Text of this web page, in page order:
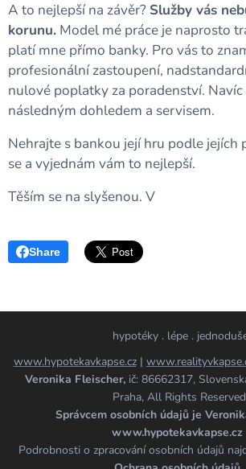
A to nejlepší na závěr? Služby vás
korunu. Model mé práce je naprosto
platí mne přímo banky. Pro vás to
profesionální zastoupení,
nulové poplatky za poradenství.
následným dohledem a servisem.
Nehrajte s bankou její hru podle jejích
se a vyjednám vám to nejlepší.
Těším se na slyšenou. V🍀
Share
hypotéky . lépe .
www.hypotekavkapse.cz |
Veronika Fleischer, ič: 86662317,
Praha, All Rights
Správcem osobních údajů je
www.hypotekavkapse.cz
Podrobnosti o zpracování osobních údajů